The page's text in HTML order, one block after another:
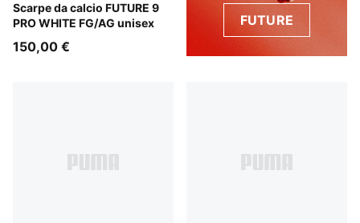
Scarpe da calcio FUTURE 9
PRO WHITE FG/AG unisex
PUMA White-Luminous Blue-Luminous Pink
150,00 €
FUTURE